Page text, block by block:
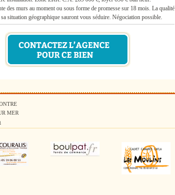
des murs au moment ou sous forme de promesse sur 18 mois. La qualité
sa situation géographique sauront vous séduire. Négociation possible.
MER